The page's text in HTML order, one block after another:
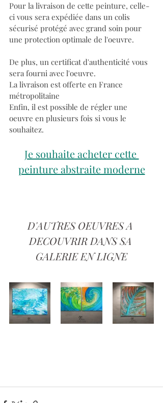
Pour la livraison de cette peinture, celle-
ci vous sera expédiée dans un colis
sécurisé protégé avec grand soin pour
une protection optimale de l'oeuvre.
De plus, un certificat d'authenticité vous
sera fourni avec l'oeuvre.
La livraison est offerte en France
métropolitaine
Enfin, il est possible de régler une
oeuvre en plusieurs fois si vous le
souhaitez.
Je souhaite acheter cette
peinture abstraite moderne
D'AUTRES OEUVRES A
DECOUVRIR DANS SA
GALERIE EN LIGNE